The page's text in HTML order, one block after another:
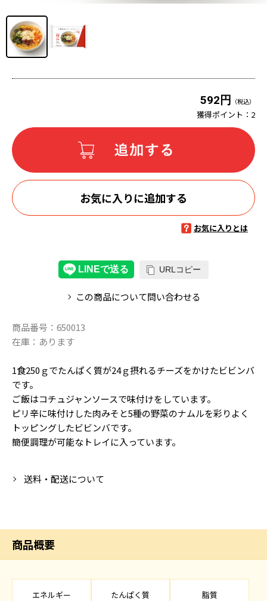
592円 （税込）
獲得ポイント： 2
お気に入りに追加する
お気に入りとは
URLコピー
この商品について問い合わせる
商品番号： 650013
在庫： あります
1食250ｇでたんぱく質が24ｇ摂れるチーズをかけたビビンバ
です。
ご飯はコチュジャンソースで味付けをしています。
ピリ辛に味付けした肉みそと5種の野菜のナムルを彩りよく
トッピングしたビビンバです。
簡便調理が可能なトレイに入っています。
送料・配送について
商品概要
エネルギー たんぱく質 脂質